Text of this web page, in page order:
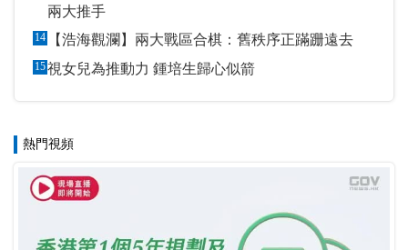
兩大推手
14 【浩海觀瀾】兩大戰區合棋：舊秩序正蹣跚遠去
15 視女兒為推動力 鍾培生歸心似箭
熱門視頻